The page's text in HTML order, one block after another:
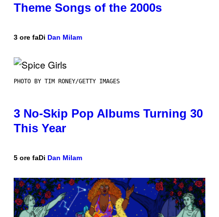
Theme Songs of the 2000s
3 ore faDi Dan Milam
PHOTO BY TIM RONEY/GETTY IMAGES
3 No-Skip Pop Albums Turning 30
This Year
5 ore faDi Dan Milam